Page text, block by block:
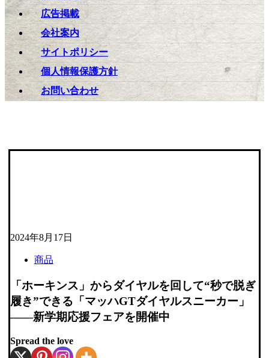
広告掲載
会社案内
サイトポリシー
個人情報保護方針
お問い合わせ
2024年8月17日
商品
「ホーキンス」からダイヤルを回して“秒で脱ぎ
履き”できる「マッハGTダイヤルスニーカー」
――新学期応援フェアを開催中
Spread the love